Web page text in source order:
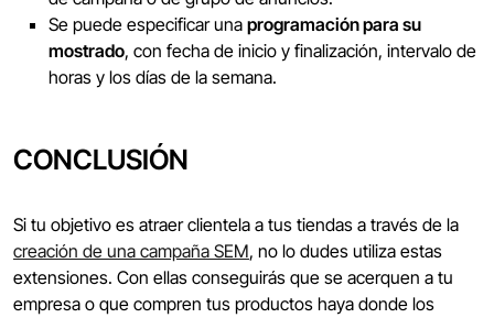
Se puede especificar una programación para su
mostrado, con fecha de inicio y finalización, intervalo de
horas y los días de la semana.
CONCLUSIÓN
Si tu objetivo es atraer clientela a tus tiendas a través de la
creación de una campaña SEM, no lo dudes utiliza estas
extensiones. Con ellas conseguirás que se acerquen a tu
empresa o que compren tus productos haya donde los